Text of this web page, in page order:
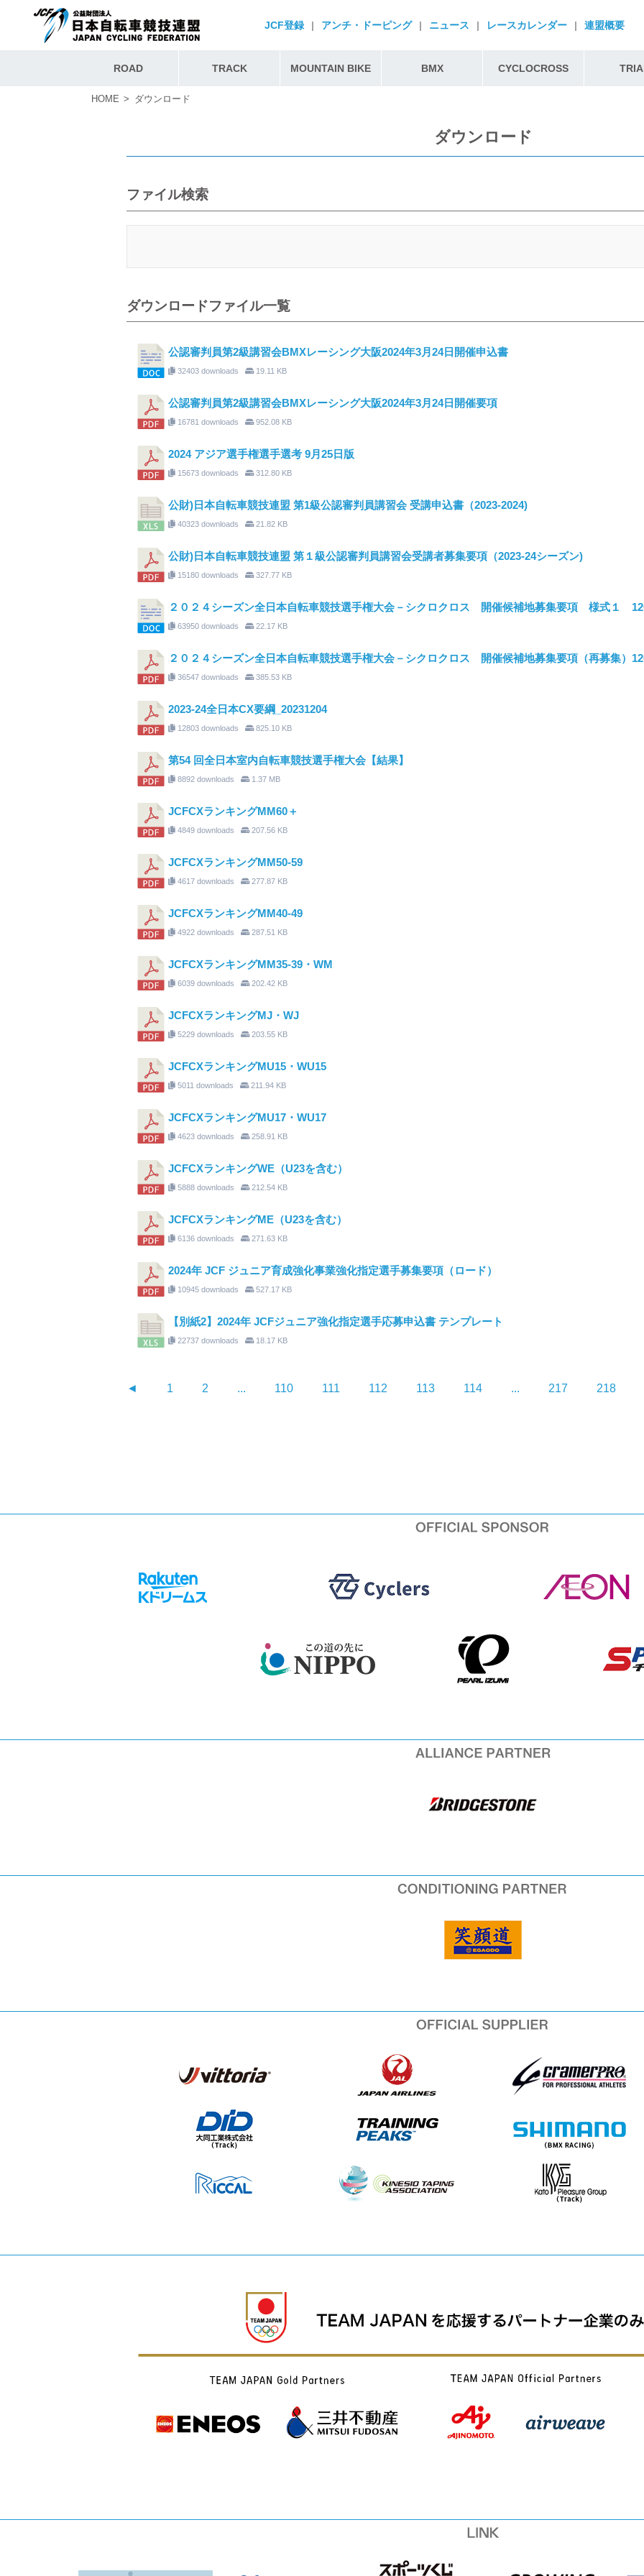
JCF登録 | アンチ・ドーピング | ニュース | レースカレンダー | 連盟概要
ROAD TRACK MOUNTAIN BIKE BMX CYCLOCROSS
HOME ダウンロード
ダウンロード
ファイル検索
ダウンロードファイル一覧
公認審判員第2級講習会BMXレーシング大阪2024年3月24日開催申込書
32403 downloads 19.11 KB
公認審判員第2級講習会BMXレーシング大阪2024年3月24日開催要項
16781 downloads 952.08 KB
2024 アジア選手権選手選考 9月25日版
15673 downloads 312.80 KB
公財)日本自転車競技連盟 第1級公認審判員講習会 受講申込書（2023-2024)
40323 downloads 21.82 KB
公財)日本自転車競技連盟 第１級公認審判員講習会受講者募集要項（2023-24シーズン)
15180 downloads 327.77 KB
２０２４シーズン全日本自転車競技選手権大会－シクロクロス 開催候補地募集要項 様式１
63950 downloads 22.17 KB
２０２４シーズン全日本自転車競技選手権大会－シクロクロス 開催候補地募集要項（再募集）
36547 downloads 385.53 KB
2023-24全日本CX要綱_20231204
12803 downloads 825.10 KB
第54 回全日本室内自転車競技選手権大会【結果】
8892 downloads 1.37 MB
JCFCXランキングMM60＋
4849 downloads 207.56 KB
JCFCXランキングMM50-59
4617 downloads 277.87 KB
JCFCXランキングMM40-49
4922 downloads 287.51 KB
JCFCXランキングMM35-39・WM
6039 downloads 202.42 KB
JCFCXランキングMJ・WJ
5229 downloads 203.55 KB
JCFCXランキングMU15・WU15
5011 downloads 211.94 KB
JCFCXランキングMU17・WU17
4623 downloads 258.91 KB
JCFCXランキングWE（U23を含む）
5888 downloads 212.54 KB
JCFCXランキングME（U23を含む）
6136 downloads 271.63 KB
2024年 JCF ジュニア育成強化事業強化指定選手募集要項（ロード）
10945 downloads 527.17 KB
【別紙2】2024年 JCFジュニア強化指定選手応募申込書 テンプレート
22737 downloads 18.17 KB
◄ 1 2 ... 110 111 112 113 114 ... 217 218